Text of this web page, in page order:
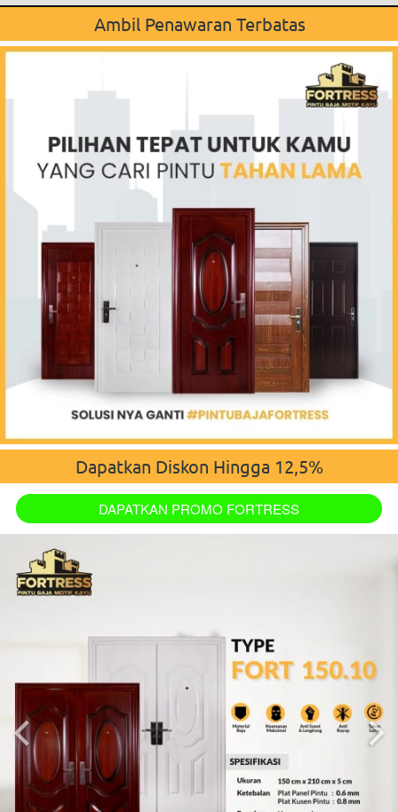
Ambil Penawaran Terbatas
Dapatkan Diskon Hingga 12,5%
`DAPATKAN PROMO FORTRESS